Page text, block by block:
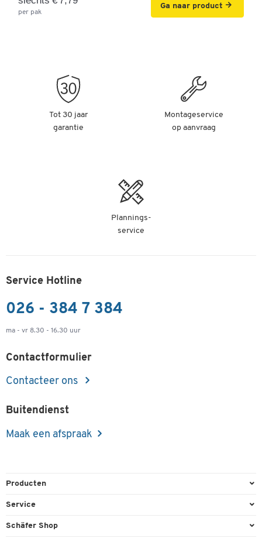
per pak
Ga naar product
Tot 30 jaar
garantie
Montageservice
op aanvraag
Plannings-
service
Service Hotline
026 - 384 7 384
ma - vr 8.30 - 16.30 uur
Contactformulier
Contacteer ons
Buitendienst
Maak een afspraak
Producten
Kantoorbenodigdheden
Service
Bestelling herroepen
Schäfer Shop